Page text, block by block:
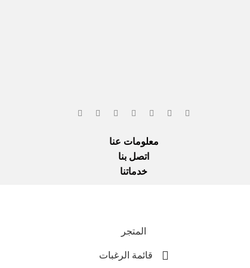
معلومات عنا
اتصل بنا
خدماتنا
المتجر
قائمة الرغبات